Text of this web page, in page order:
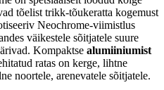
tõelist trikk-tõukeratta kogemust
Neochrome-viimistlus
väikestele sõitjatele suure
Kompaktse alumiiniumist
ratas on kerge, lihtne
noortele, arenevatele sõitjatele.